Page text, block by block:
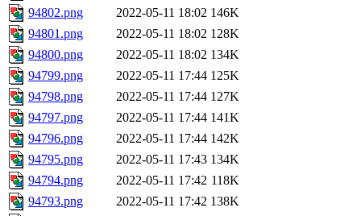
94802.png
2022-05-11 18:02 146K
94801.png
2022-05-11 18:02 128K
94800.png
2022-05-11 18:02 134K
94799.png
2022-05-11 17:44 125K
94798.png
2022-05-11 17:44 127K
94797.png
2022-05-11 17:44 141K
94796.png
2022-05-11 17:44 142K
94795.png
2022-05-11 17:43 134K
94794.png
2022-05-11 17:42 118K
94793.png
2022-05-11 17:42 138K